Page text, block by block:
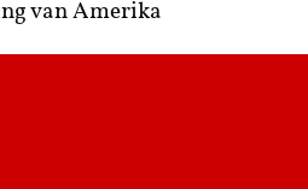
van Amerika